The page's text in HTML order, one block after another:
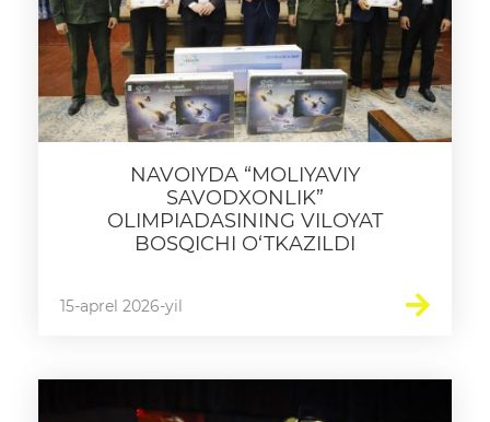
NAVOIYDA “MOLIYAVIY
SAVODXONLIK”
OLIMPIADASINING VILOYAT
BOSQICHI O‘TKAZILDI
15-aprel 2026-yil